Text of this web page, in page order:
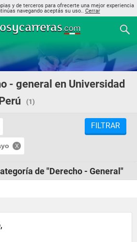
y de terceros para ofrecerte una mejor experiencia
navegando aceptás su uso.. Cerrar
- general en Universidad
(1)
FILTRAR
de "Derecho - General"